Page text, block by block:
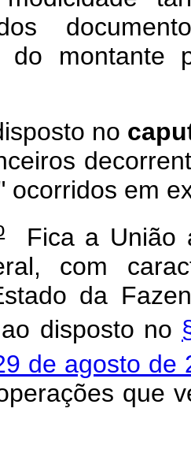
do
no
ocorridos em
Fica a União
com
da
disposto no
de agosto de
que